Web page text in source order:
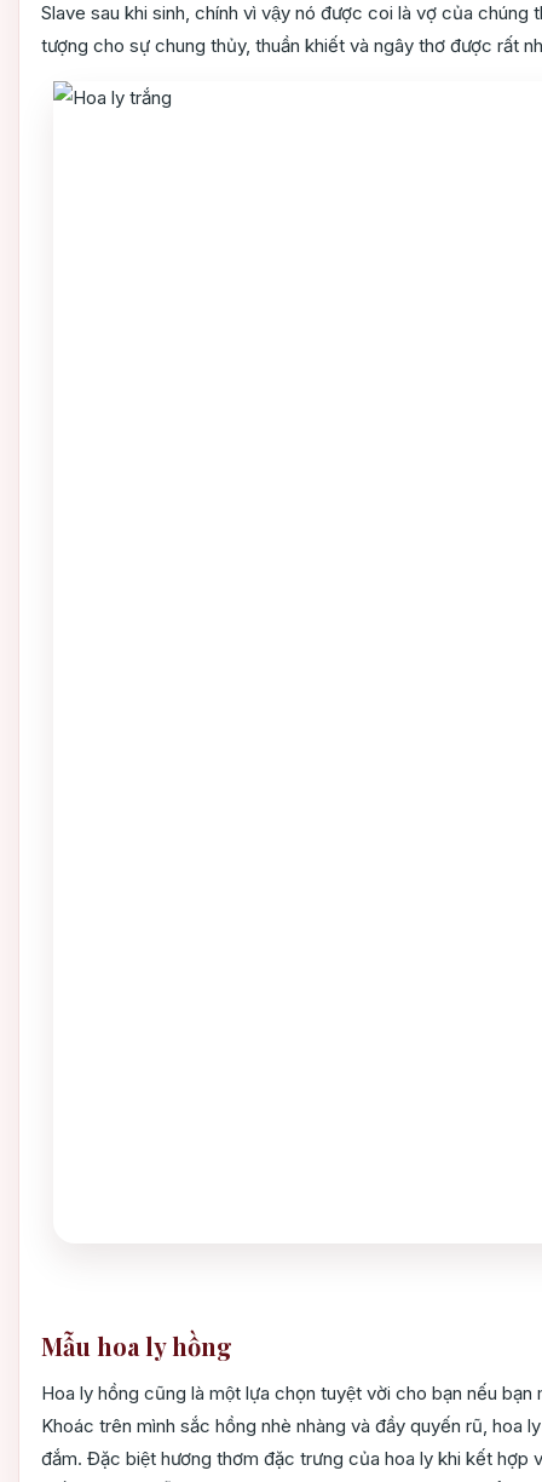
Slave sau khi sinh, chính vì vậy nó được coi là vợ của chúng
tượng cho sự chung thủy, thuần khiết và ngây thơ được rất
Mẫu hoa ly hồng
Hoa ly hồng cũng là một lựa chọn tuyệt vời cho bạn nếu
Khoác trên mình sắc hồng nhè nhàng và đầy quyến rũ, hoa
đắm. Đặc biệt hương thơm đặc trưng của hoa ly khi kết hợp